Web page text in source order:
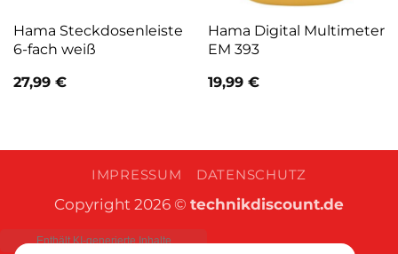
Hama Steckdosenleiste
6-fach weiß
27,99 €
Hama Digital Multimeter
EM 393
19,99 €
IMPRESSUM DATENSCHUTZ
Copyright 2026 © technikdiscount.de